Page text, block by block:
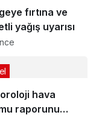
fırtına ve
yağış uyarısı
hava
raporunu